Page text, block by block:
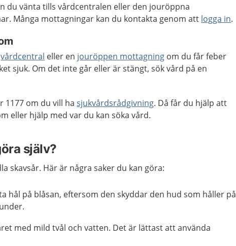
du vänta tills vårdcentralen eller den jouröppna
Många mottagningar kan du kontakta genom att logga in.
vårdcentral eller en jouröppen mottagning om du får feber
sjuk. Om det inte går eller är stängt, sök vård på en
1177 om du vill hasjukvårdsrådgivning. Då får du hjälp att
eller hjälp med var du kan söka vård.
själv?
skavsår. Här är några saker du kan göra:
hål på blåsan, eftersom den skyddar den hud som håller på
med mild tvål och vatten. Det är lättast att använda